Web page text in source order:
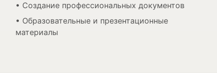
• Создание профессиональных документов
• Образовательные и презентационные
материалы